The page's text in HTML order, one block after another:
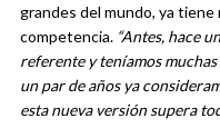
grandes del mundo, ya tiene
competencia. “Antes, hace
referente y teníamos
un par de años ya
esta nueva versión supera